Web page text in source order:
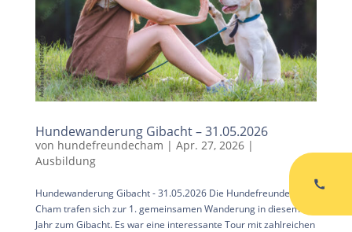
Hundewanderung Gibacht – 31.05.2026
von hundefreundecham | Apr. 27, 2026|
Ausbildung
Hundewanderung Gibacht - 31.05.2026 Die Hundefreunde
Cham trafen sich zur 1. gemeinsamen Wanderung in diesem
Jahr zum Gibacht. Es war eine interessante Tour mit zahlreichen